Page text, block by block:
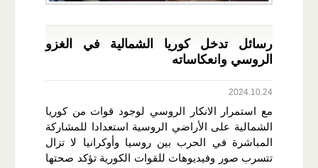
رسائل تدخل كوريا الشمالية في الغزو
الروسي وانعكاساته
2024.10.24
مع استمرار الانكار الروسي لوجود قوات من كوريا
الشمالية على الأراضي الروسية استعدادا للمشاركة
المباشرة في الحرب بين روسيا وأوكرانيا لا تزال
تتسرب صور وفيديوهات للقوات الكورية تؤكد صحتها